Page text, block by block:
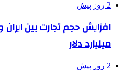
2 روز پیش
میلیارد دلار
2 روز پیش